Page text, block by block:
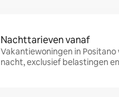
Nachttarieven vanaf
Vakantiewoningen in Positano
nacht, exclusief belastingen